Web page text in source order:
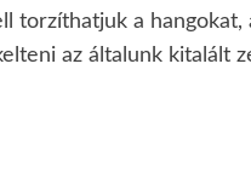
torzíthatjuk a hangokat,
az általunk kitalált